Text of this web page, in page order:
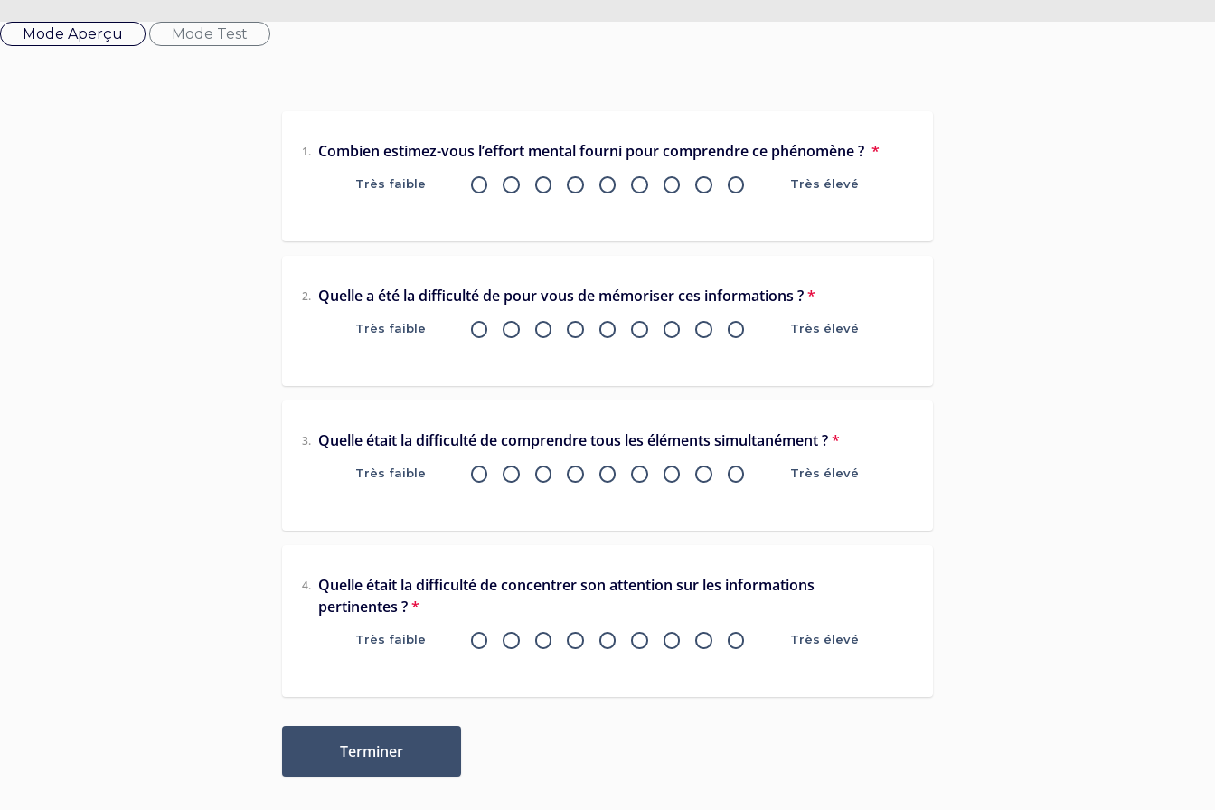
Mode Aperçu Mode Test
1. Combien estimez-vous l’effort mental fourni pour comprendre ce phénomène ? *
Très faible Très élevé
2. Quelle a été la difficulté de pour vous de mémoriser ces informations ?*
Très faible Très élevé
3. Quelle était la difficulté de comprendre tous les éléments simultanément ?*
Très faible Très élevé
4. Quelle était la difficulté de concentrer son attention sur les informations
pertinentes ?*
Très faible Très élevé